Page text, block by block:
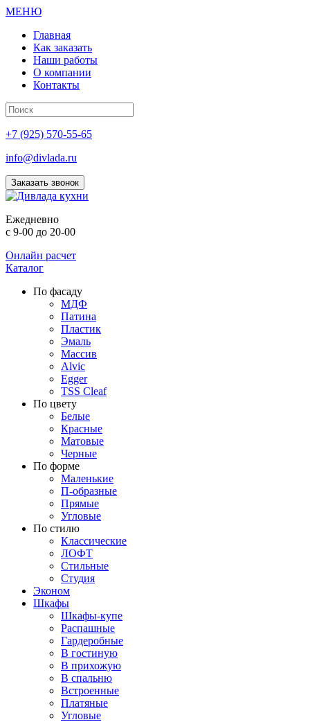
МЕНЮ
Главная
Как заказать
Наши работы
О компании
Контакты
+7 (925) 570-55-65
info@divlada.ru
Заказать звонок
Ежедневно
с 9-00 до 20-00
Онлайн расчет
Каталог
По фасаду
МДФ
Патина
Пластик
Эмаль
Массив
Alvic
Egger
TSS Cleaf
По цвету
Белые
Красные
Матовые
Черные
По форме
Маленькие
П-образные
Прямые
Угловые
По стилю
Классические
ЛОФТ
Стильные
Студия
Эконом
Шкафы
Шкафы-купе
Распашные
Гардеробные
В гостиную
В прихожую
В спальню
Встроенные
Платяные
Угловые